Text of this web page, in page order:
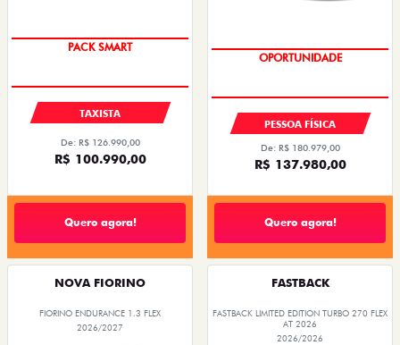
PACK SMART
TAXISTA
De: R$ 126.990,00
R$ 100.990,00
Quero agora!
OPORTUNIDADE
PESSOA FÍSICA
De: R$ 180.979,00
R$ 137.980,00
Quero agora!
NOVA FIORINO
FIORINO ENDURANCE 1.3 FLEX
2026/2027
FASTBACK
FASTBACK LIMITED EDITION TURBO 270 FLEX
AT 2026
2026/2026